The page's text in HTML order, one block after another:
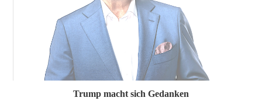
Trump macht sich Gedanken